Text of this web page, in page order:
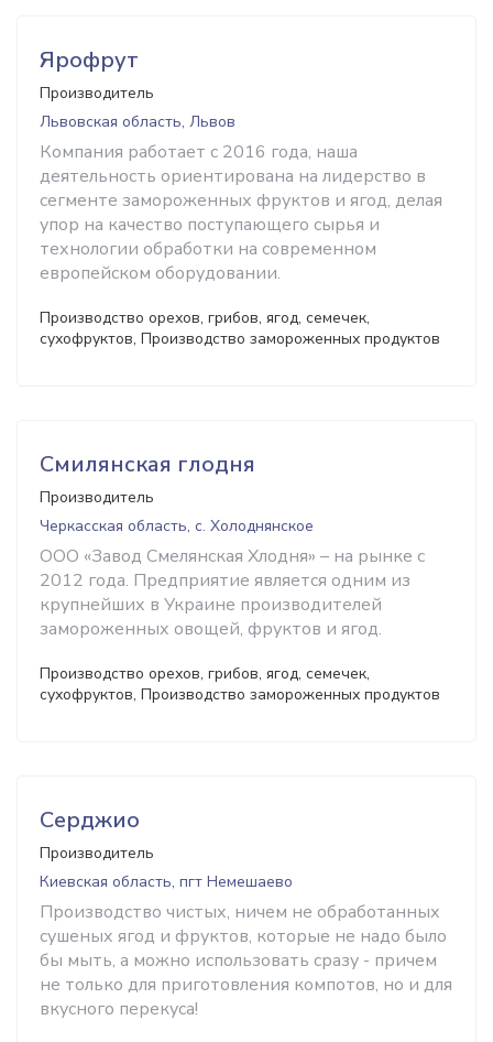
Ярофрут
Производитель
Львовская область, Львов
Компания работает с 2016 года, наша
деятельность ориентирована на лидерство в
сегменте замороженных фруктов и ягод, делая
упор на качество поступающего сырья и
технологии обработки на современном
европейском оборудовании.
Производство орехов, грибов, ягод, семечек,
сухофруктов, Производство замороженных продуктов
Смилянская глодня
Производитель
Черкасская область, с. Холоднянское
ООО «Завод Смелянская Хлодня» – на рынке с
2012 года. Предприятие является одним из
крупнейших в Украине производителей
замороженных овощей, фруктов и ягод.
Производство орехов, грибов, ягод, семечек,
сухофруктов, Производство замороженных продуктов
Серджио
Производитель
Киевская область, пгт Немешаево
Производство чистых, ничем не обработанных
сушеных ягод и фруктов, которые не надо было
бы мыть, а можно использовать сразу - причем
не только для приготовления компотов, но и для
вкусного перекуса!